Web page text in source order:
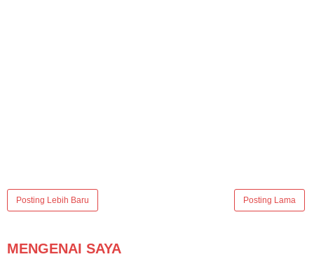
Posting Lebih Baru Posting Lama
MENGENAI SAYA